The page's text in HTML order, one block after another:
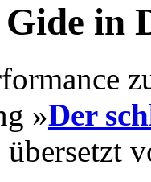
in
»Der